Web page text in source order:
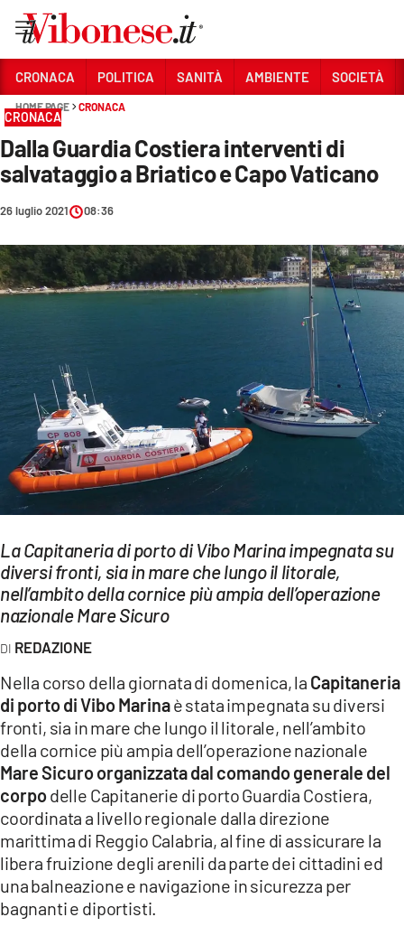
Sezioni
CRONACA
POLITICA
SANITÀ
AMBIENTE
SOCIETÀ
ECONOMIA E LAVORO
EVENTI
SPORT
Streaming
LAC NETWORK
LAC ONAIR
Network
LACPLAY.IT
LACTV.IT
LACONAIR.IT
LACITYMAG.IT
ILREGGINO.IT
COSENZACHANNEL.IT
CRONACA POLITICA SANITÀ AMBIENTE SOCIETÀ
HOME PAGE CRONACA
CRONACA
Dalla Guardia Costiera interventi di
salvataggio a Briatico e Capo Vaticano
26 luglio 2021 08:36
La Capitaneria di porto di Vibo Marina impegnata su
diversi fronti, sia in mare che lungo il litorale,
nell’ambito della cornice più ampia dell’operazione
nazionale Mare Sicuro
REDAZIONE
Nella corso della giornata di domenica, la Capitaneria
di porto di Vibo Marinaè stata impegnata su diversi
fronti, sia in mare che lungo il litorale, nell’ambito
della cornice più ampia dell’operazione nazionale
Mare Sicuro organizzata dal comando generale del
corpodelle Capitanerie di porto Guardia Costiera,
coordinata a livello regionale dalla direzione
marittima di Reggio Calabria, al fine di assicurare la
libera fruizione degli arenili da parte dei cittadini ed
una balneazione e navigazione in sicurezza per
bagnanti e diportisti.